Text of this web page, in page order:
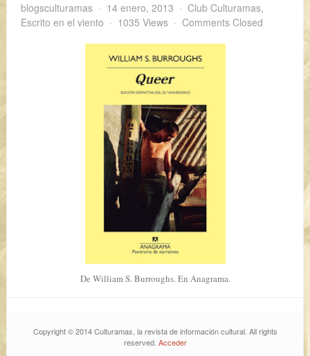
blogsculturamas 14 enero, 2013 Club Culturamas,
Escrito en el viento
1035 Views Comments Closed
De William S. Burroughs. En Anagrama.
Copyright © 2014 Culturamas, la revista de información cultural. All rights
reserved. Acceder